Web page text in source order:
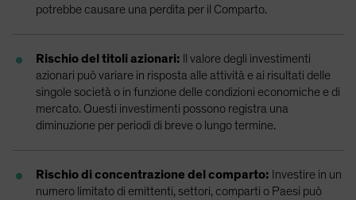
potrebbe causare una perdita per il Comparto.
Rischio del titoli azionari:
ll valore degli investimenti
azionari può variare in risposta alle attività e ai risultati delle
singole società o in funzione delle condizioni economiche e di
mercato. Questi investimenti possono registra una
diminuzione per periodi di breve o lungo termine.
Rischio di concentrazione del comparto: Investire in un
numero limitato di emittenti, settori, comparti o Paesi può